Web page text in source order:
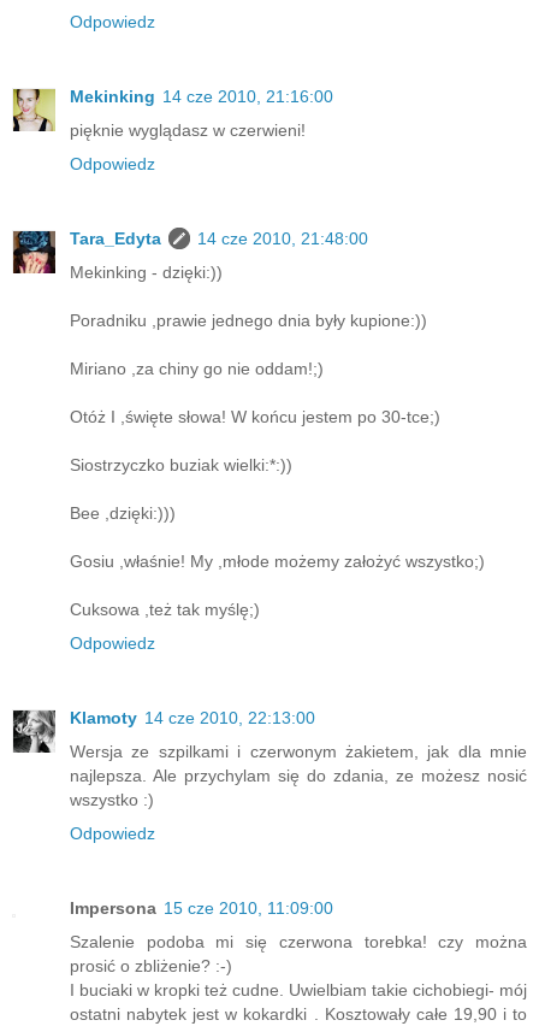
Odpowiedz
Mekinking 14 cze 2010, 21:16:00
pięknie wyglądasz w czerwieni!
Odpowiedz
Tara_Edyta
14 cze 2010, 21:48:00
Mekinking - dzięki:))
Poradniku ,prawie jednego dnia były kupione:))
Miriano ,za chiny go nie oddam!;)
Otóż I ,święte słowa! W końcu jestem po 30-tce;)
Siostrzyczko buziak wielki:*:))
Bee ,dzięki:)))
Gosiu ,właśnie! My ,młode możemy założyć wszystko;)
Cuksowa ,też tak myślę;)
Odpowiedz
Klamoty 14 cze 2010, 22:13:00
Wersja ze szpilkami i czerwonym żakietem, jak dla mnie
najlepsza. Ale przychylam się do zdania, ze możesz nosić
wszystko :)
Odpowiedz
Impersona 15 cze 2010, 11:09:00
Szalenie podoba mi się czerwona torebka! czy można
prosić o zbliżenie? :-)
I buciaki w kropki też cudne. Uwielbiam takie cichobiegi- mój
ostatni nabytek jest w kokardki . Kosztowały całe 19,90 i to